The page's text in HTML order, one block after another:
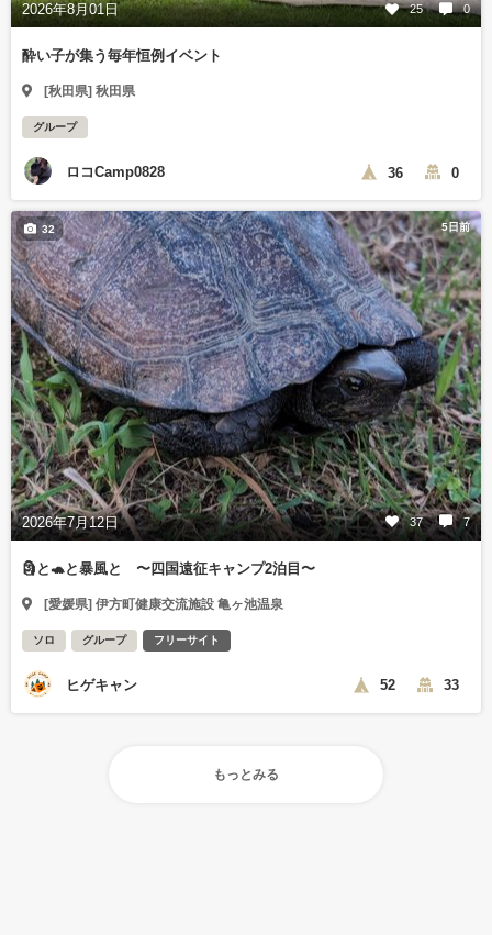
2026年8月01日 25 0
酔い子が集う毎年恒例イベント
[秋田県] 秋田県
グループ
ロコCamp0828 36 0
5日前
2026年7月12日 37 7
32
🗿と🐢と暴風と 〜四国遠征キャンプ2泊目〜
[愛媛県] 伊方町健康交流施設 亀ヶ池温泉
ソロ グループ フリーサイト
ヒゲキャン 52 33
もっとみる